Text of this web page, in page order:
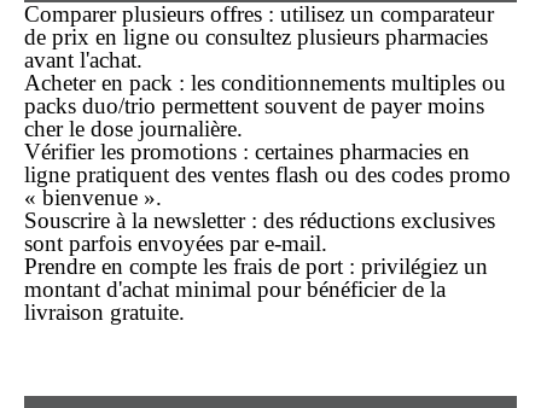
Comparer plusieurs offres : utilisez un comparateur
de prix en ligne ou consultez plusieurs pharmacies
avant l'achat.
Acheter en pack : les conditionnements multiples ou
packs duo/trio permettent souvent de payermoins
cherle dose journalière.
Vérifier les promotions : certaines pharmacies en
ligne pratiquent des ventes flash ou des codes promo
« bienvenue ».
Souscrire à la newsletter: des réductions exclusives
sont parfois envoyées par e-mail.
Prendre en compte les frais de port : privilégiez un
montant d'achat minimal pour bénéficier de la
livraison gratuite.